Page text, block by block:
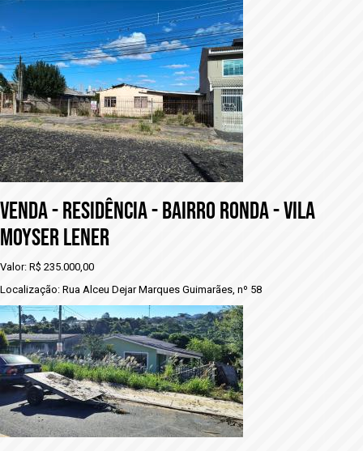
VENDA - RESIDÊNCIA - BAIRRO RONDA - VILA
MOYSER LENER
Valor: R$ 235.000,00
Localização: Rua Alceu Dejar Marques Guimarães, nº 58